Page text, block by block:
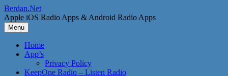
Skip
to
content
Berdan.Net
Apple iOS Radio Apps & Android Radio Apps
Menu
Home
App’s
Privacy Policy
KeepOne Radio – Listen Radio